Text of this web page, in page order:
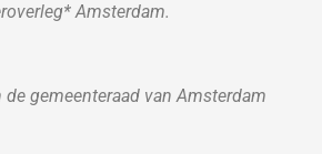
Amsterdam.
gemeenteraad van Amsterdam